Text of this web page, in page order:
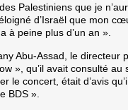
Palestiniens que je
d’Israël que mon
à peine plus d’un an ».
Abu-Assad, le directeur
», qu’il avait consulté au
le concert, était d’avis
BDS ».